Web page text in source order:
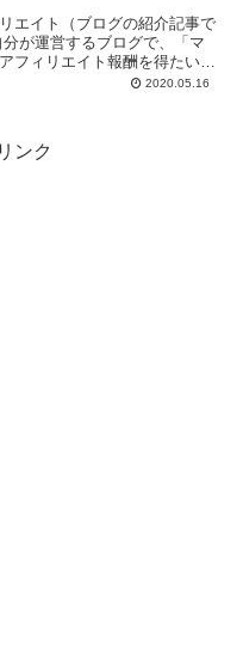
エイト（ブログの紹介記事で
フィリエイト報酬を得たいと
2020.05.16
ンク